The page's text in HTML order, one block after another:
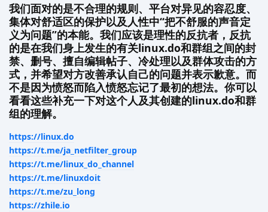
我们面对的是不合理的规则、平台对异见的容忍度、
集体对舒适区的保护以及人性中“把不舒服的声音定
义为问题”的本能。我们应该是理性的反抗者，反抗
的是在我们身上发生的有关linux.do和群组之间的封
禁、删号、擅自编辑帖子、冷处理以及群体攻击的方
式，并希望对方改善承认自己的问题并表示歉意。而
不是因为愤怒而陷入愤怒忘记了最初的想法。你可以
看看这些补充一下对这个人及其创建的linux.do和群
组的理解。
https://linux.do
https://t.me/ja_netfilter_group
https://t.me/linux_do_channel
https://t.me/linuxdoit
https://t.me/zu_long
https://zhile.io